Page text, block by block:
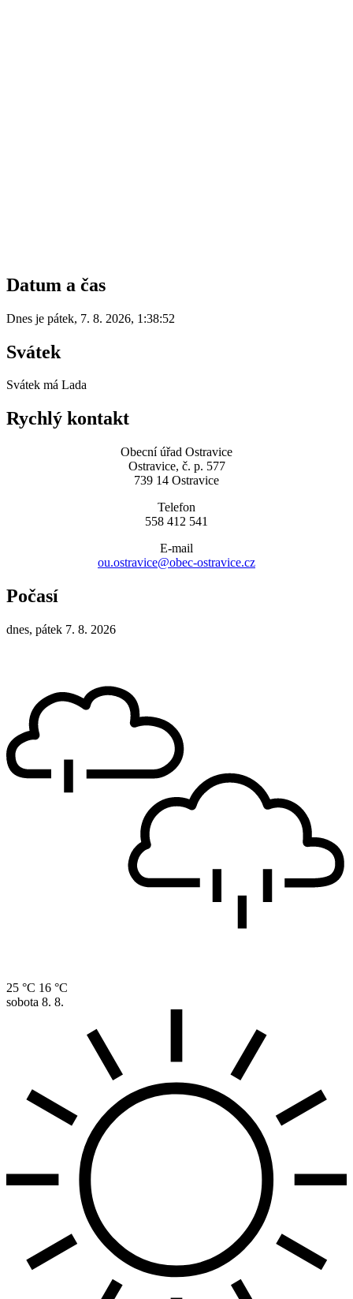
Datum a čas
Dnes je pátek, 7. 8. 2026, 1:38:52
Svátek
Svátek má Lada
Rychlý kontakt
Obecní úřad Ostravice
Ostravice, č. p. 577
739 14 Ostravice
Telefon
558 412 541
E-mail
ou.ostravice@obec-ostravice.cz
Počasí
dnes, pátek 7. 8. 2026
25 °C 16 °C
sobota 8. 8.